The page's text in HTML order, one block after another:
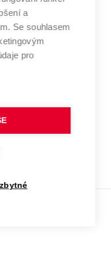
technické
a
Se souhlasem
pro